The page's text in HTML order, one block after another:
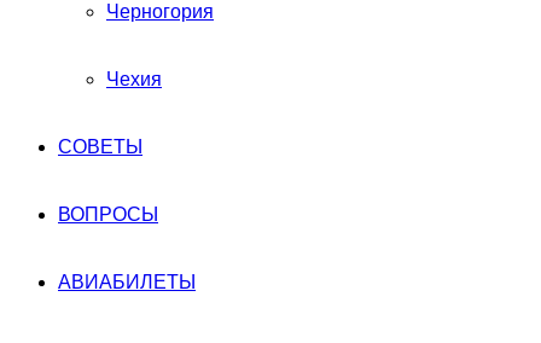
Черногория
Чехия
СОВЕТЫ
ВОПРОСЫ
АВИАБИЛЕТЫ